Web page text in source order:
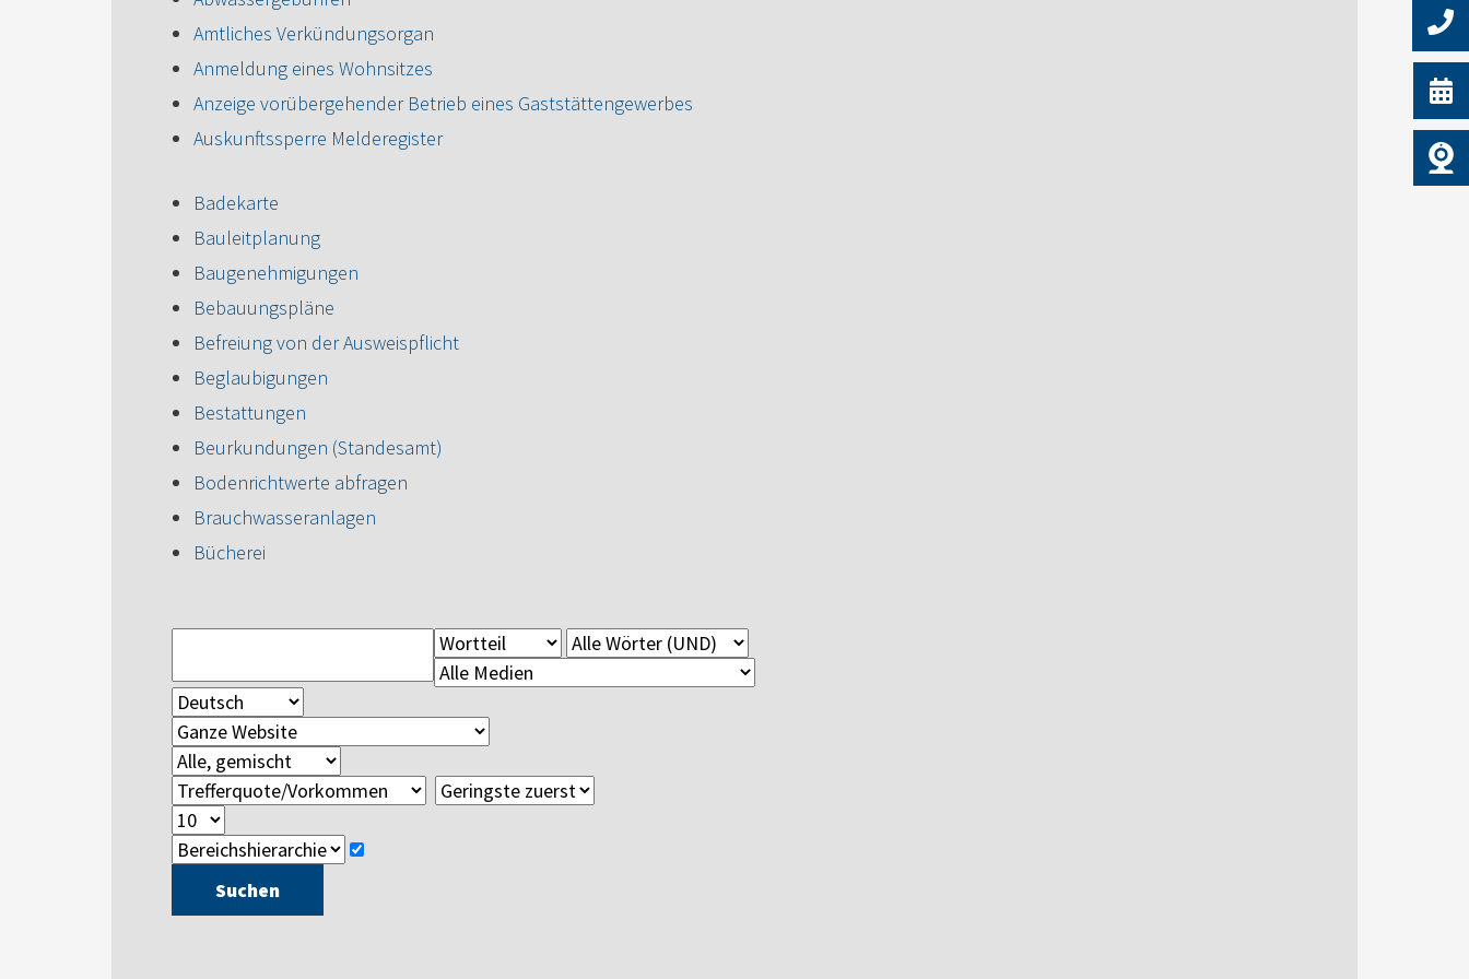
Amtliches Verkündungsorgan
Anmeldung eines Wohnsitzes
Anzeige vorübergehender Betrieb eines Gaststättengewerbes
Auskunftssperre Melderegister
Badekarte
Bauleitplanung
Baugenehmigungen
Bebauungspläne
Befreiung von der Ausweispflicht
Beglaubigungen
Bestattungen
Beurkundungen (Standesamt)
Bodenrichtwerte abfragen
Brauchwasseranlagen
Bücherei